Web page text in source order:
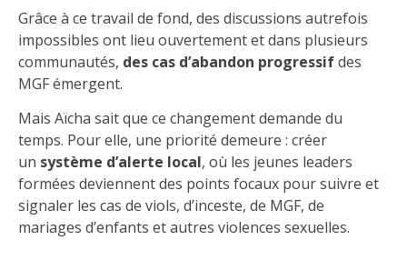
Grâce à ce travail de fond, des discussions autrefois
impossibles ont lieu ouvertement et dans plusieurs
communautés, des cas d’abandon progressifdes
MGF émergent.
Mais Aïcha sait que ce changement demande du
temps. Pour elle, une priorité demeure : créer
un système d’alerte local, où les jeunes leaders
formées deviennent des points focaux pour suivre et
signaler les cas de viols, d’inceste, de MGF, de
mariages d’enfants et autres violences sexuelles.